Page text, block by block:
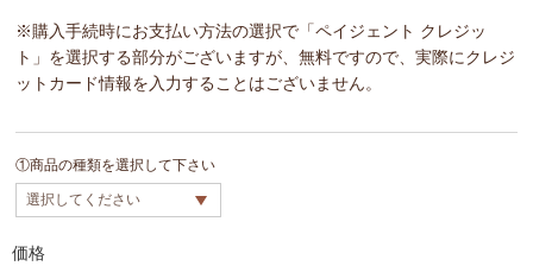
※購入手続時にお支払い方法の選択で「ペイジェント クレジッ
ト」を選択する部分がございますが、無料ですので、実際にクレジ
ットカード情報を入力することはございません。
①商品の種類を選択して下さい
価格